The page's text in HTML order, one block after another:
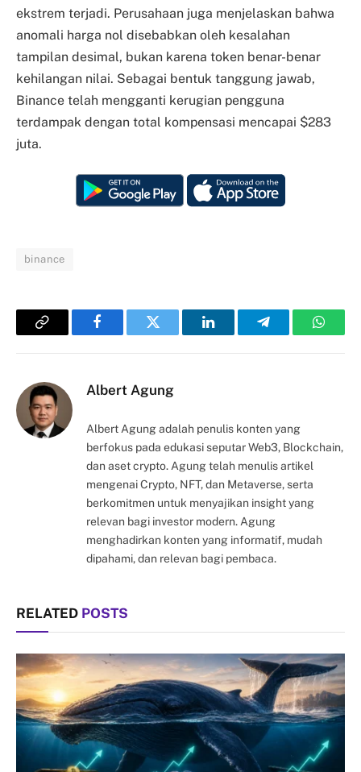
ekstrem terjadi. Perusahaan juga menjelaskan bahwa
anomali harga nol disebabkan oleh kesalahan
tampilan desimal, bukan karena token benar-benar
kehilangan nilai. Sebagai bentuk tanggung jawab,
Binance telah mengganti kerugian pengguna
terdampak dengan total kompensasi mencapai $283
juta.
binance
Copy
FacebookTwitter LinkedInTelegram
Albert Agung
Albert Agung adalah penulis konten yang
berfokus pada edukasi seputar Web3, Blockchain,
dan aset crypto. Agung telah menulis artikel
mengenai Crypto, NFT, dan Metaverse, serta
berkomitmen untuk menyajikan insight yang
relevan bagi investor modern. Agung
menghadirkan konten yang informatif, mudah
dipahami, dan relevan bagi pembaca.
RELATED POSTS